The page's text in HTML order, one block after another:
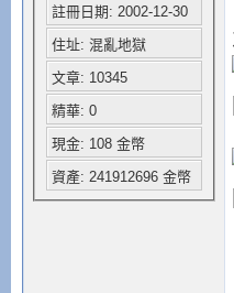
註冊日期: 2002-12-30
住址: 混亂地獄
文章: 10345
精華: 0
現金: 108 金幣
資產: 241912696 金幣